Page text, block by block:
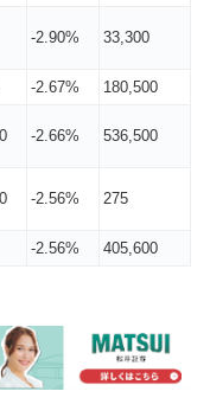
-2.90% 33,300
-2.67% 180,500
-2.66% 536,500
-2.56% 275
-2.56% 405,600